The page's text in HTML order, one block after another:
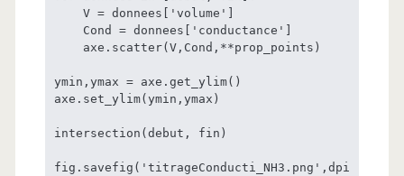
ymin,ymax = axe.get_ylim()
axe.set_ylim(ymin,ymax)
intersection(debut, fin)
fig.savefig('titrageConducti_NH3.png',dpi